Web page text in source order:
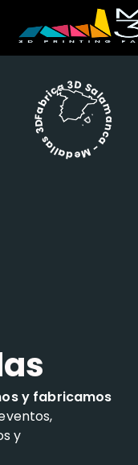
Fabrica 3D Salamanca - Medallas 3D -
y fabricamos
y